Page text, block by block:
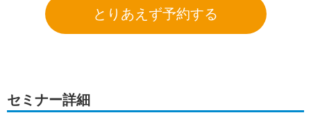
とりあえず予約する
セミナー詳細